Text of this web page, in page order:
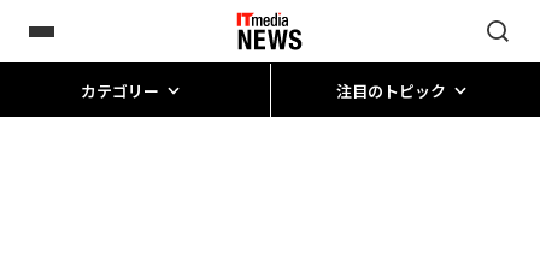
カテゴリー 注目のトピック